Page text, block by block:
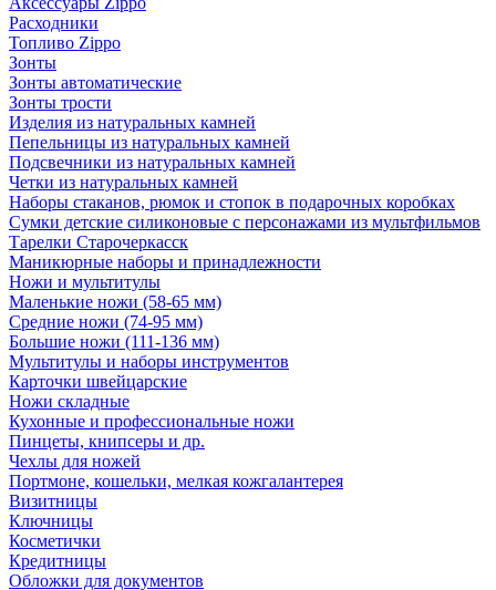
Расходники
Топливо Zippo
Зонты
Зонты автоматические
Зонты трости
Изделия из натуральных камней
Пепельницы из натуральных камней
Подсвечники из натуральных камней
Четки из натуральных камней
Наборы стаканов, рюмок и стопок в подарочных коробках
Сумки детские силиконовые с персонажами из мультфильмов
Тарелки Старочеркасск
Маникюрные наборы и принадлежности
Ножи и мультитулы
Маленькие ножи (58-65 мм)
Средние ножи (74-95 мм)
Большие ножи (111-136 мм)
Мультитулы и наборы инструментов
Карточки швейцарские
Ножи складные
Кухонные и профессиональные ножи
Пинцеты, книпсеры и др.
Чехлы для ножей
Портмоне, кошельки, мелкая кожгалантерея
Визитницы
Ключницы
Косметички
Кредитницы
Обложки для документов